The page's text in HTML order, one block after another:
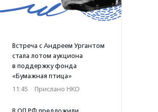
Встреча с Андреем Ургантом
стала лотом аукциона
в поддержку фонда
«Бумажная птица»
11:45 · Прислано НКО